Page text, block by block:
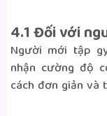
4.1 Đối với
Người mới tập
nhận cường độ
cách đơn giản